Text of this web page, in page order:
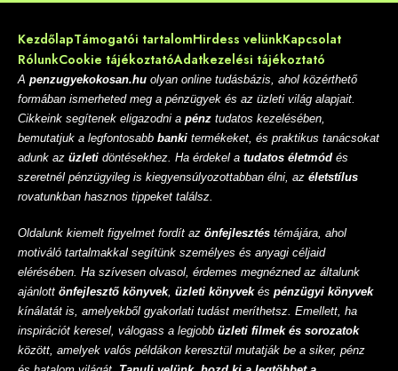
KezdőlapTámogatói tartalomHirdess velünkKapcsolat
RólunkCookie tájékoztatóAdatkezelési tájékoztató
A penzugyekokosan.hu olyan online tudásbázis, ahol közérthető
formában ismerheted meg a pénzügyek és az üzleti világ alapjait.
Cikkeink segítenek eligazodni a pénz tudatos kezelésében,
bemutatjuk a legfontosabb banki termékeket, és praktikus tanácsokat
adunk az üzleti döntésekhez. Ha érdekel a tudatos életmód és
szeretnél pénzügyileg is kiegyensúlyozottabban élni, az életstílus
rovatunkban hasznos tippeket találsz.
Oldalunk kiemelt figyelmet fordít az önfejlesztés témájára, ahol
motiváló tartalmakkal segítünk személyes és anyagi céljaid
elérésében. Ha szívesen olvasol, érdemes megnézned az általunk
ajánlott önfejlesztő könyvek, üzleti könyvekés pénzügyi könyvek
kínálatát is, amelyekből gyakorlati tudást meríthetsz. Emellett, ha
inspirációt keresel, válogass a legjobb üzleti filmek és sorozatok
között, amelyek valós példákon keresztül mutatják be a siker, pénz